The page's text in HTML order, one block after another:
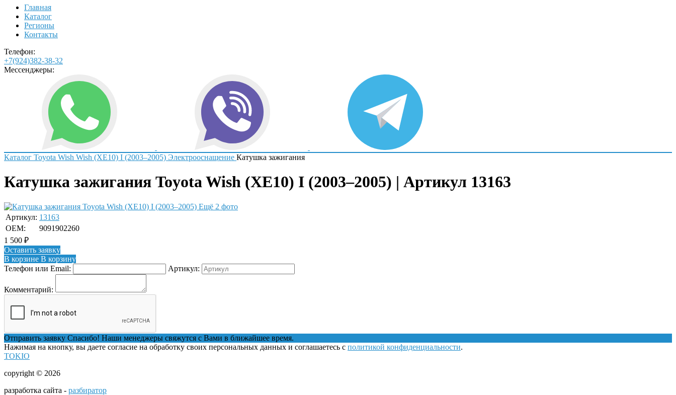
Главная
Каталог
Регионы
Контакты
Телефон:
+7(924)382-38-32
Мессенджеры:
Каталог Toyota Wish Wish (XE10) I (2003–2005) Электрооснащение Катушка зажигания
Катушка зажигания Toyota Wish (XE10) I (2003–2005) | Артикул 13163
Ещё 2 фото
Артикул: 13163
OEM:
9091902260
1 500 ₽
Оставить заявку
В корзине В корзину
Телефон или Email:
Артикул:
Комментарий:
Отправить заявку Спасибо! Наши менеджеры свяжутся с Вами в ближайшее время.
Нажимая на кнопку, вы даете согласие на обработку своих персональных данных и соглашаетесь с политикой конфиденциальности.
TOKIO
copyright © 2026
разработка сайта - разбиратор